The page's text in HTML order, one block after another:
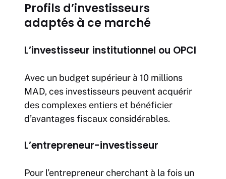
Profils d’investisseurs
adaptés à ce marché
L’investisseur institutionnel ou OPCI
Avec un budget supérieur à 10 millions
MAD, ces investisseurs peuvent acquérir
des complexes entiers et bénéficier
d’avantages fiscaux considérables.
L’entrepreneur-investisseur
Pour l’entrepreneur cherchant à la fois un